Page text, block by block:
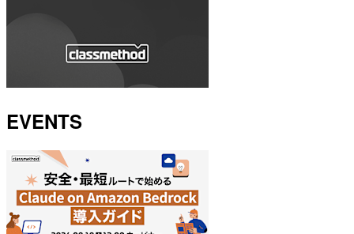
EVENTS